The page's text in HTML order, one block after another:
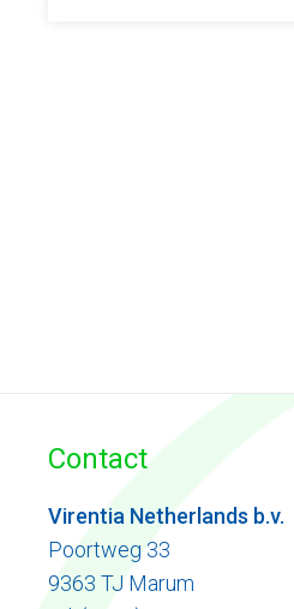
Contact
Virentia Netherlands b.v.
Poortweg 33
9363 TJ Marum